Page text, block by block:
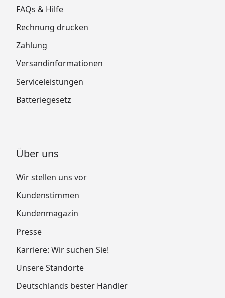
FAQs & Hilfe
Rechnung drucken
Zahlung
Versandinformationen
Serviceleistungen
Batteriegesetz
Über uns
Wir stellen uns vor
Kundenstimmen
Kundenmagazin
Presse
Karriere: Wir suchen Sie!
Unsere Standorte
Deutschlands bester Händler